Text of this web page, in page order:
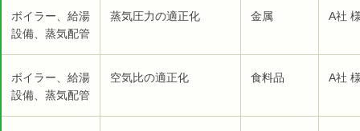
ボイラー、給湯
設備、蒸気配管
蒸気圧力の適正化 金属 A社
ボイラー、給湯
設備、蒸気配管
空気比の適正化 食料品 A社